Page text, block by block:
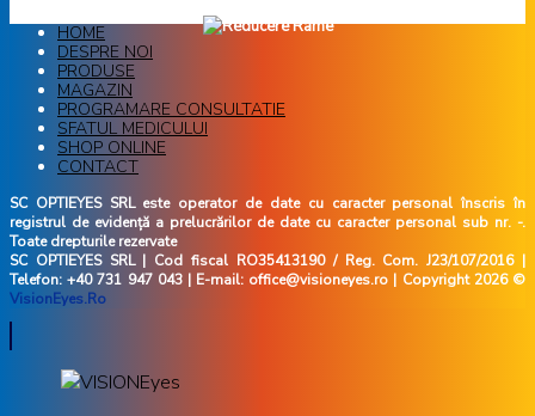
HOME
DESPRE NOI
PRODUSE
MAGAZIN
PROGRAMARE CONSULTATIE
SFATUL MEDICULUI
SHOP ONLINE
CONTACT
SC OPTIEYES SRL este operator de date cu caracter personal înscris în
registrul de evidență a prelucrărilor de date cu caracter personal sub nr. -.
Toate drepturile rezervate
SC OPTIEYES SRL | Cod fiscal RO35413190 / Reg. Com. J23/107/2016 |
Telefon: +40 731 947 043 | E-mail: office@visioneyes.ro | Copyright 2026 ©
VisionEyes.Ro